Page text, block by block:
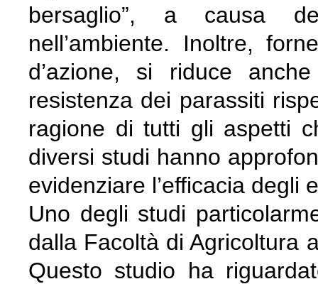
bersaglio”, a causa
nell’ambiente. Inoltre,
d’azione, si riduce
resistenza dei parassiti
ragione di tutti gli aspetti
diversi studi hanno
evidenziare l’efficacia degli
Uno degli studi
dalla Facoltà di Agricoltura
Questo studio ha